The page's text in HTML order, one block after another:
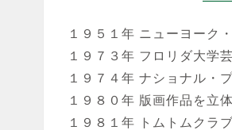
１９５１年 ニューヨーク
１９７３年 フロリダ大学
１９７４年 ナショナル・
１９８０年 版画作品を立
１９８１年 トムトムクラ